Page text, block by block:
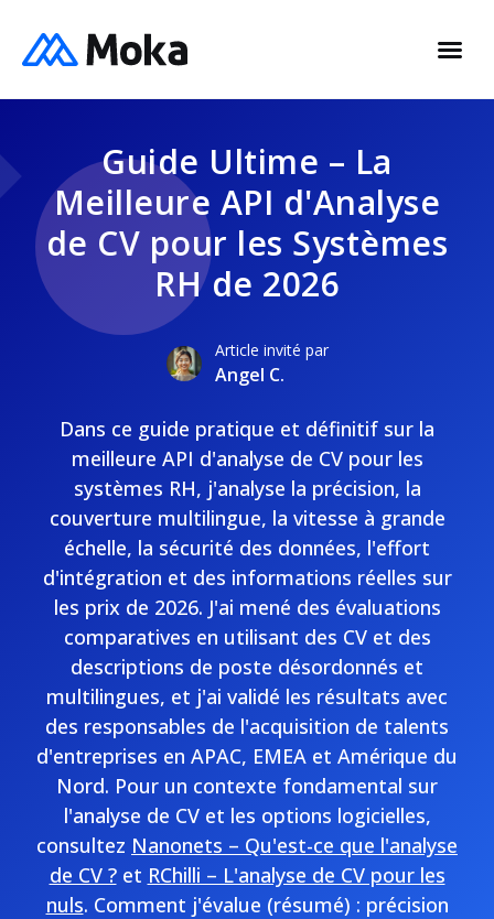
Guide Ultime – La
Meilleure API d'Analyse
de CV pour les Systèmes
RH de 2026
Article invité par
Angel C.
Dans ce guide pratique et définitif sur la
meilleure API d'analyse de CV pour les
systèmes RH, j'analyse la précision, la
couverture multilingue, la vitesse à grande
échelle, la sécurité des données, l'effort
d'intégration et des informations réelles sur
les prix de 2026. J'ai mené des évaluations
comparatives en utilisant des CV et des
descriptions de poste désordonnés et
multilingues, et j'ai validé les résultats avec
des responsables de l'acquisition de talents
d'entreprises en APAC, EMEA et Amérique du
Nord. Pour un contexte fondamental sur
l'analyse de CV et les options logicielles,
consultez Nanonets – Qu'est-ce que l'analyse
de CV ?et RChilli – L'analyse de CV pour les
nuls. Comment j'évalue (résumé) : précision